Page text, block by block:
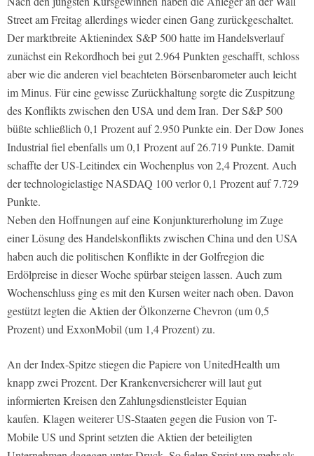
Street am Freitag allerdings wieder einen Gang zurückgeschaltet.
Der marktbreite Aktienindex S&P 500 hatte im Handelsverlauf
zunächst ein Rekordhoch bei gut 2.964 Punkten geschafft, schloss
aber wie die anderen viel beachteten Börsenbarometer auch leicht
im Minus. Für eine gewisse Zurückhaltung sorgte die Zuspitzung
des Konflikts zwischen den USA und dem Iran. Der S&P 500
büßte schließlich 0,1 Prozent auf 2.950 Punkte ein. Der Dow Jones
Industrial fiel ebenfalls um 0,1 Prozent auf 26.719 Punkte. Damit
schaffte der US-Leitindex ein Wochenplus von 2,4 Prozent. Auch
der technologielastige NASDAQ 100 verlor 0,1 Prozent auf 7.729
Punkte.
Neben den Hoffnungen auf eine Konjunkturerholung im Zuge
einer Lösung des Handelskonflikts zwischen China und den USA
haben auch die politischen Konflikte in der Golfregion die
Erdölpreise in dieser Woche spürbar steigen lassen. Auch zum
Wochenschluss ging es mit den Kursen weiter nach oben. Davon
gestützt legten die Aktien der Ölkonzerne Chevron (um 0,5
Prozent) und ExxonMobil (um 1,4 Prozent) zu.
An der Index-Spitze stiegen die Papiere von UnitedHealth um
knapp zwei Prozent. Der Krankenversicherer will laut gut
informierten Kreisen den Zahlungsdienstleister Equian
kaufen. Klagen weiterer US-Staaten gegen die Fusion von T-
Mobile US und Sprint setzten die Aktien der beteiligten